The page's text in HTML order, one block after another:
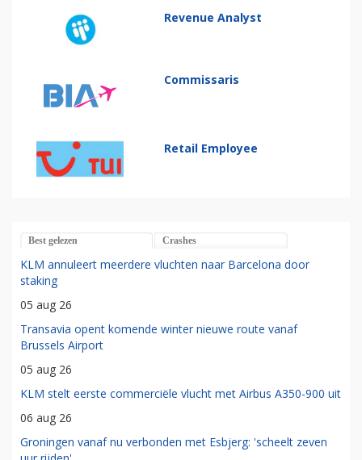
Revenue Analyst
Commissaris
Retail Employee
Best gelezen Crashes
KLM annuleert meerdere vluchten naar Barcelona door
staking
05 aug 26
Transavia opent komende winter nieuwe route vanaf
Brussels Airport
05 aug 26
KLM stelt eerste commerciële vlucht met Airbus A350-900 uit
06 aug 26
Groningen vanaf nu verbonden met Esbjerg: 'scheelt zeven